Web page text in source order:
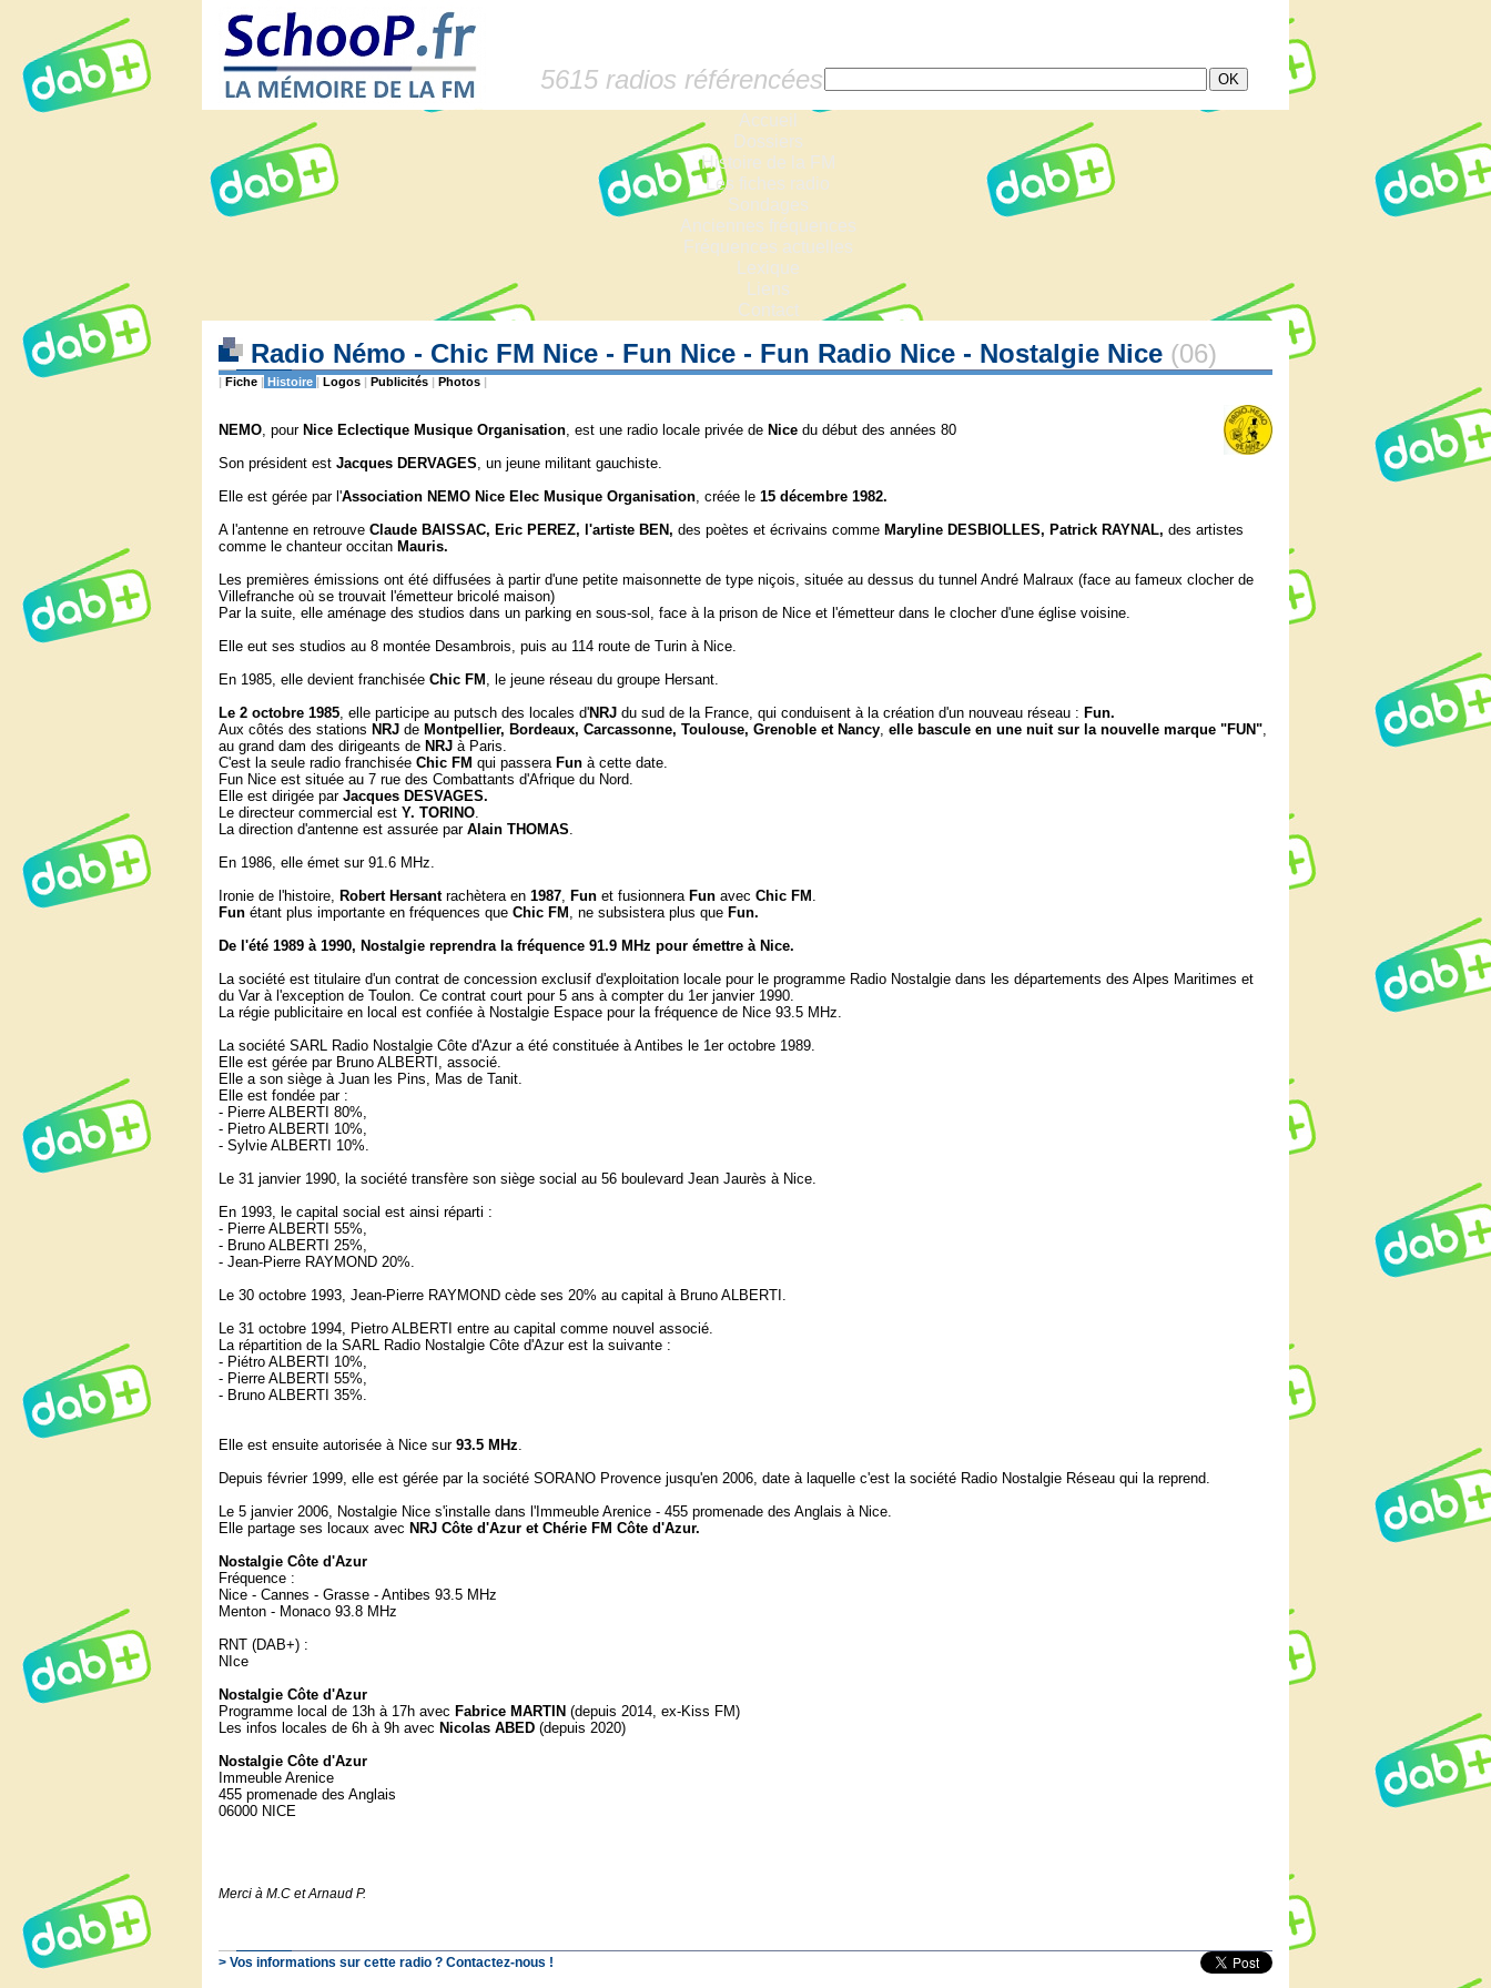
5615 radios référencées
Accueil
Dossiers
Histoire de la FM
Les fiches radio
Sondages
Anciennes fréquences
Fréquences actuelles
Lexique
Liens
Contact
Radio Némo - Chic FM Nice - Fun Nice - Fun Radio Nice - Nostalgie Nice (06)
| Fiche | Histoire | Logos | Publicités | Photos |
NEMO, pour Nice Eclectique Musique Organisation, est une radio locale privée de Nice du début des années 80
Son président est Jacques DERVAGES, un jeune militant gauchiste.
Elle est gérée par l'Association NEMO Nice Elec Musique Organisation, créée le 15 décembre 1982.
A l'antenne en retrouve Claude BAISSAC, Eric PEREZ, l'artiste BEN, des poètes et écrivains comme Maryline DESBIOLLES, Patrick RAYNAL, des artistes
comme le chanteur occitan Mauris.
Les premières émissions ont été diffusées à partir d'une petite maisonnette de type niçois, située au dessus du tunnel André Malraux (face au fameux clocher de
Villefranche où se trouvait l'émetteur bricolé maison)
Par la suite, elle aménage des studios dans un parking en sous-sol, face à la prison de Nice et l'émetteur dans le clocher d'une église voisine.
Elle eut ses studios au 8 montée Desambrois, puis au 114 route de Turin à Nice.
En 1985, elle devient franchisée Chic FM , le jeune réseau du groupe Hersant.
Le 2 octobre 1985, elle participe au putsch des locales d'NRJ du sud de la France, qui conduisent à la création d'un nouveau réseau : Fun.
Aux côtés des stations NRJ de Montpellier, Bordeaux, Carcassonne, Toulouse, Grenoble et Nancy, elle bascule en une nuit sur la nouvelle marque "FUN",
au grand dam des dirigeants de NRJ à Paris.
C'est la seule radio franchisée Chic FM qui passera Fun à cette date.
Fun Nice est située au 7 rue des Combattants d'Afrique du Nord.
Elle est dirigée par Jacques DESVAGES.
Le directeur commercial est Y. TORINO.
La direction d'antenne est assurée par Alain THOMAS.
En 1986, elle émet sur 91.6 MHz.
Ironie de l'histoire, Robert Hersantrachètera en 1987, Fun et fusionnera Fun avec Chic FM .
Fun étant plus importante en fréquences que Chic FM , ne subsistera plus que Fun.
De l'été 1989 à 1990, Nostalgie reprendra la fréquence 91.9 MHz pour émettre à Nice.
La société est titulaire d'un contrat de concession exclusif d'exploitation locale pour le programme Radio Nostalgie dans les départements des Alpes Maritimes et
du Var à l'exception de Toulon. Ce contrat court pour 5 ans à compter du 1er janvier 1990.
La régie publicitaire en local est confiée à Nostalgie Espace pour la fréquence de Nice 93.5 MHz.
La société SARL Radio Nostalgie Côte d'Azur a été constituée à Antibes le 1er octobre 1989.
Elle est gérée par Bruno ALBERTI, associé.
Elle a son siège à Juan les Pins, Mas de Tanit.
Elle est fondée par :
- Pierre ALBERTI 80%,
- Pietro ALBERTI 10%,
- Sylvie ALBERTI 10%.
Le 31 janvier 1990, la société transfère son siège social au 56 boulevard Jean Jaurès à Nice.
En 1993, le capital social est ainsi réparti :
- Pierre ALBERTI 55%,
- Bruno ALBERTI 25%,
- Jean-Pierre RAYMOND 20%.
Le 30 octobre 1993, Jean-Pierre RAYMOND cède ses 20% au capital à Bruno ALBERTI.
Le 31 octobre 1994, Pietro ALBERTI entre au capital comme nouvel associé.
La répartition de la SARL Radio Nostalgie Côte d'Azur est la suivante :
- Piétro ALBERTI 10%,
- Pierre ALBERTI 55%,
- Bruno ALBERTI 35%.
Elle est ensuite autorisée à Nice sur 93.5 MHz.
Depuis février 1999, elle est gérée par la société SORANO Provence jusqu'en 2006, date à laquelle c'est la société Radio Nostalgie Réseau qui la reprend.
Le 5 janvier 2006, Nostalgie Nice s'installe dans l'Immeuble Arenice - 455 promenade des Anglais à Nice.
Elle partage ses locaux avec NRJ Côte d'Azur et Chérie FM Côte d'Azur.
Nostalgie Côte d'Azur
Fréquence :
Nice - Cannes - Grasse - Antibes 93.5 MHz
Menton - Monaco 93.8 MHz
RNT (DAB+) :
NIce
Nostalgie Côte d'Azur
Programme local de 13h à 17h avec Fabrice MARTIN (depuis 2014, ex-Kiss FM)
Les infos locales de 6h à 9h avec Nicolas ABED (depuis 2020)
Nostalgie Côte d'Azur
Immeuble Arenice
455 promenade des Anglais
06000 NICE
Merci à M.C et Arnaud P.
> Vos informations sur cette radio ? Contactez-nous !